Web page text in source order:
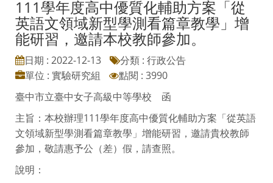
111學年度高中優質化輔助方案「從
英語文領域新型學測看篇章教學」增
能研習，邀請本校教師參加。
日期 : 2022-12-13
分類 : 行政公告
單位 : 實驗研究組
點閱 : 3990
臺中市立臺中女子高級中等學校 函
主旨：本校辦理111學年度高中優質化輔助方案「從英語
文領域新型學測看篇章教學」增能研習，邀請貴校教師
參加，敬請惠予公（差）假，請查照。
說明：